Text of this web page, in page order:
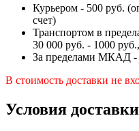
Курьером - 500 руб.
счет)
Транспортом в
30 000 руб. - 1000
За пределами МКАД -
В стоимость доставки не
Условия